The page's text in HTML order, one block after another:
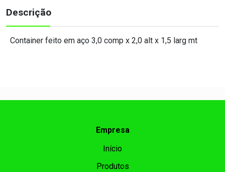
Descrição
Container feito em aço 3,0 comp x 2,0 alt x 1,5 larg mt
Empresa
Início
Produtos